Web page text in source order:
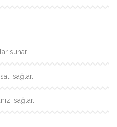
sunar.
sağlar.
sağlar.